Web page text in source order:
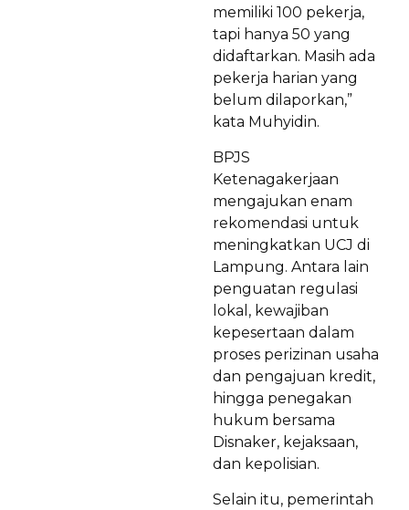
memiliki 100 pekerja,
tapi hanya 50 yang
didaftarkan. Masih ada
pekerja harian yang
belum dilaporkan,”
kata Muhyidin.
BPJS
Ketenagakerjaan
mengajukan enam
rekomendasi untuk
meningkatkan UCJ di
Lampung. Antara lain
penguatan regulasi
lokal, kewajiban
kepesertaan dalam
proses perizinan usaha
dan pengajuan kredit,
hingga penegakan
hukum bersama
Disnaker, kejaksaan,
dan kepolisian.
Selain itu, pemerintah